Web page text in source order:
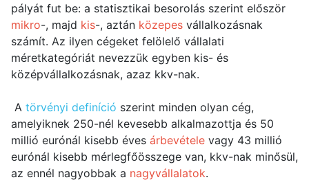
pályát fut be: a statisztikai besorolás szerint először
mikro-, majd kis-, aztán közepes vállalkozásnak
számít. Az ilyen cégeket felölelő vállalati
méretkategóriát nevezzük egyben kis- és
középvállalkozásnak, azaz kkv-nak.
A törvényi definíció szerint minden olyan cég,
amelyiknek 250-nél kevesebb alkalmazottja és 50
millió eurónál kisebb éves árbevétele vagy 43 millió
eurónál kisebb mérlegfőösszege van, kkv-nak minősül,
az ennél nagyobbak a nagyvállalatok.